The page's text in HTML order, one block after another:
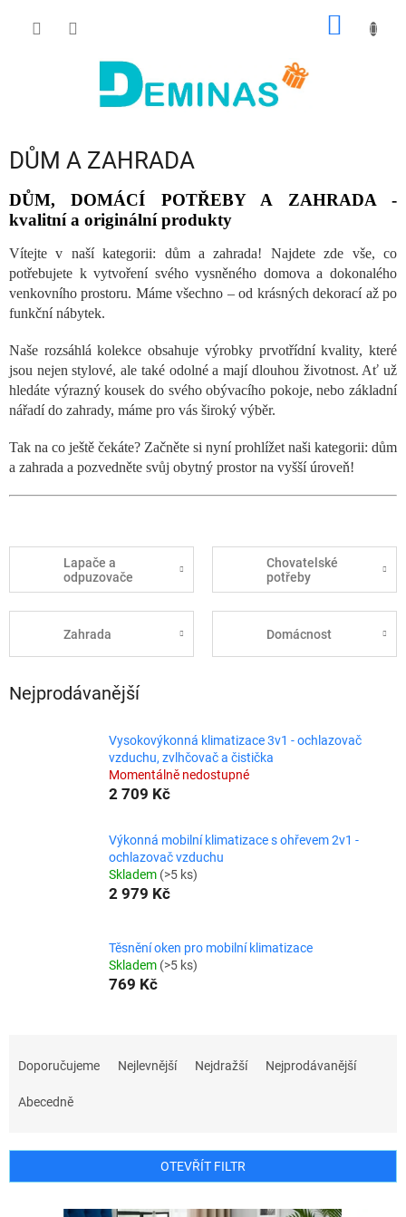
DŮM A ZAHRADA
DŮM, DOMÁCÍ POTŘEBY A ZAHRADA -
kvalitní a originální produkty
Vítejte v naší kategorii: dům a zahrada! Najdete zde vše, co
potřebujete k vytvoření svého vysněného domova a dokonalého
venkovního prostoru. Máme všechno – od krásných dekorací až po
funkční nábytek.
Naše rozsáhlá kolekce obsahuje výrobky prvotřídní kvality, které
jsou nejen stylové, ale také odolné a mají dlouhou životnost. Ať už
hledáte výrazný kousek do svého obývacího pokoje, nebo základní
nářadí do zahrady, máme pro vás široký výběr.
Tak na co ještě čekáte? Začněte si nyní prohlížet naši kategorii: dům
a zahrada a pozvedněte svůj obytný prostor na vyšší úroveň!
Lapače a
odpuzovače
Chovatelské
potřeby
Zahrada Domácnost
Nejprodávanější
Vysokovýkonná klimatizace 3v1 - ochlazovač
vzduchu, zvlhčovač a čistička
Momentálně nedostupné
2 709 Kč
Výkonná mobilní klimatizace s ohřevem 2v1 -
ochlazovač vzduchu
Skladem (>5 ks)
2 979 Kč
Těsnění oken pro mobilní klimatizace
Skladem (>5 ks)
769 Kč
r
Doporučujeme Nejlevnější Nejdražší Nejprodávanější
Abecedně
OTEVŘÍT FILTR